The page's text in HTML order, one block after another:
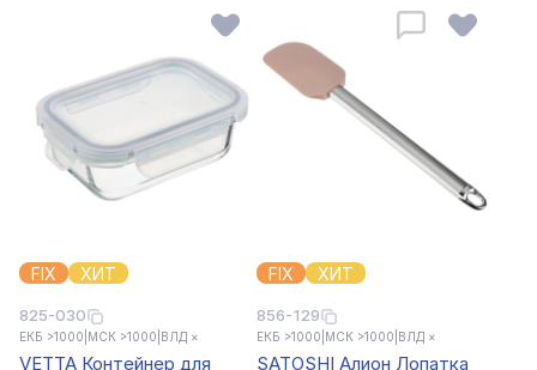
FIX ХИТ
825-030
ЕКБ >1000 МСК >1000 ВЛД ×
VETTA Контейнер для
FIX ХИТ
856-129
ЕКБ >1000 МСК >1000 ВЛД ×
SATOSHI Алион Лопатка